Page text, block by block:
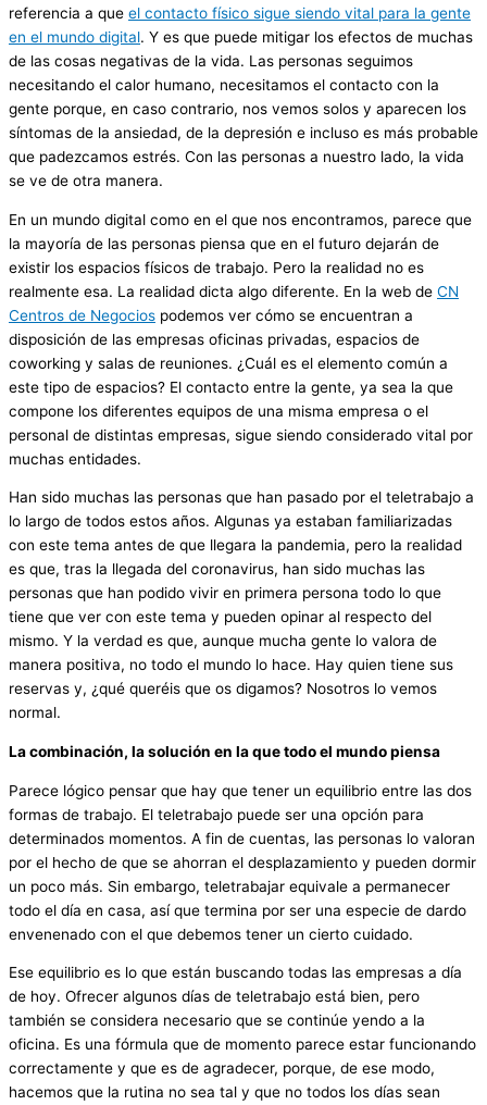
referencia a que el contacto físico sigue siendo vital para la gente
en el mundo digital. Y es que puede mitigar los efectos de muchas
de las cosas negativas de la vida. Las personas seguimos
necesitando el calor humano, necesitamos el contacto con la
gente porque, en caso contrario, nos vemos solos y aparecen los
síntomas de la ansiedad, de la depresión e incluso es más probable
que padezcamos estrés. Con las personas a nuestro lado, la vida
se ve de otra manera.
En un mundo digital como en el que nos encontramos, parece que
la mayoría de las personas piensa que en el futuro dejarán de
existir los espacios físicos de trabajo. Pero la realidad no es
realmente esa. La realidad dicta algo diferente. En la web de CN
Centros de Negocios podemos ver cómo se encuentran a
disposición de las empresas oficinas privadas, espacios de
coworking y salas de reuniones. ¿Cuál es el elemento común a
este tipo de espacios? El contacto entre la gente, ya sea la que
compone los diferentes equipos de una misma empresa o el
personal de distintas empresas, sigue siendo considerado vital por
muchas entidades.
Han sido muchas las personas que han pasado por el teletrabajo a
lo largo de todos estos años. Algunas ya estaban familiarizadas
con este tema antes de que llegara la pandemia, pero la realidad
es que, tras la llegada del coronavirus, han sido muchas las
personas que han podido vivir en primera persona todo lo que
tiene que ver con este tema y pueden opinar al respecto del
mismo. Y la verdad es que, aunque mucha gente lo valora de
manera positiva, no todo el mundo lo hace. Hay quien tiene sus
reservas y, ¿qué queréis que os digamos? Nosotros lo vemos
normal.
La combinación, la solución en la que todo el mundo piensa
Parece lógico pensar que hay que tener un equilibrio entre las dos
formas de trabajo. El teletrabajo puede ser una opción para
determinados momentos. A fin de cuentas, las personas lo valoran
por el hecho de que se ahorran el desplazamiento y pueden dormir
un poco más. Sin embargo, teletrabajar equivale a permanecer
todo el día en casa, así que termina por ser una especie de dardo
envenenado con el que debemos tener un cierto cuidado.
Ese equilibrio es lo que están buscando todas las empresas a día
de hoy. Ofrecer algunos días de teletrabajo está bien, pero
también se considera necesario que se continúe yendo a la
oficina. Es una fórmula que de momento parece estar funcionando
correctamente y que es de agradecer, porque, de ese modo,
hacemos que la rutina no sea tal y que no todos los días sean